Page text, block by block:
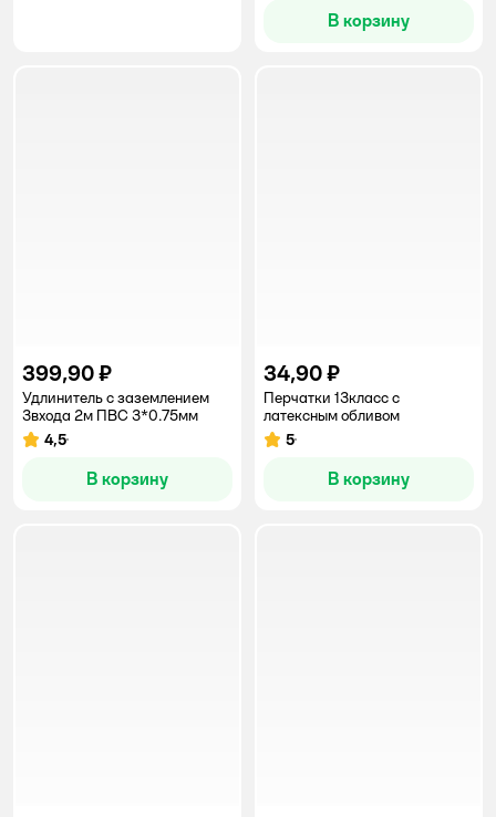
В корзину
399,90 ₽
Удлинитель с заземлением
3входа 2м ПВС 3*0.75мм
Рейтинг:
4,5
В корзину
34,90 ₽
Перчатки 13класс с
латексным обливом
Рейтинг:
5
В корзину